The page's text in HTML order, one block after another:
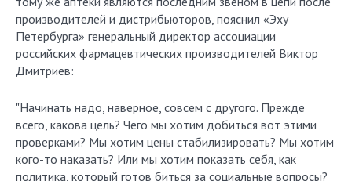
производителей и дистрибьюторов, пояснил «Эху
Петербурга» генеральный директор ассоциации
российских фармацевтических производителей Виктор
Дмитриев:
"Начинать надо, наверное, совсем с другого. Прежде
всего, какова цель? Чего мы хотим добиться вот этими
проверками? Мы хотим цены стабилизировать? Мы хотим
кого-то наказать? Или мы хотим показать себя, как
политика, который готов биться за социальные вопросы?